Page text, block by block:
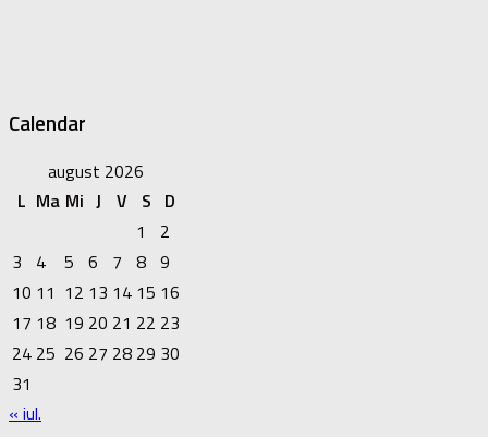
Calendar
august 2026
L Ma Mi J V S D
1
2
3
4 5 6 7 8 9
10 11 12 13 14 15 16
17 18 19 20 21 22 23
24 25 26 27 28 29 30
31
« iul.